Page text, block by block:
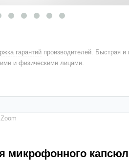
гарантий производителей. Быстрая и
и физическими лицами.
микрофонного